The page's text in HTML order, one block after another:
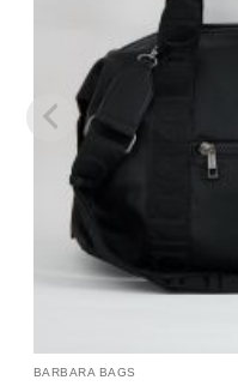
BARBARA BAGS